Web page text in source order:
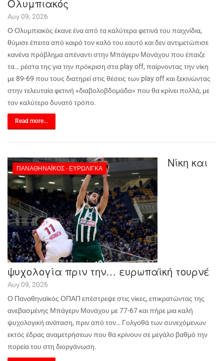
Ολυμπιακός
Αυγ 09, 2026
Ο Ολυμπιακός έκανε ένα από τα καλύτερα φετινά του παιχνίδια,
θύμισε έπειτα από καιρό τον καλό του εαυτό και δεν αντιμετώπισε
κανένα πρόβλημα απέναντι στην Μπάγερν Μονάχου που έπαιζε
τα… ρέστα της για την πρόκριση στα playoff, παίρνοντας την νίκη
με 89-69 που τους διατηρεί στις θέσεις των playoff και ξεκινώντας
στην τελευταία φετινή «διαβολοβδομάδα» που θα κρίνει πολλά, με
τον καλύτερο δυνατό τρόπο.
Read more...
ΠΑΝΑΘΗΝΑΪΚΌΣ - ΕΥΡΩΛΊΓΚΑ Νίκη και
ψυχολογία πριν την… ευρωπαϊκή τουρνέ
Αυγ 09, 2026
Ο Παναθηναϊκός ΟΠΑΠ επέστρεψε στις νίκες, επικρατώντας της
ανεβασμένης Μπάγερν Μονάχου με 77-67 και πήρε μια καλή
ψυχολογική ανάταση, πριν από τον… Γολγοθά των συνεχόμενων
εκτός έδρας αναμετρήσεων που θα κρίνουν σε μεγάλο βαθμό την
πορεία του στη διοργάνωση.